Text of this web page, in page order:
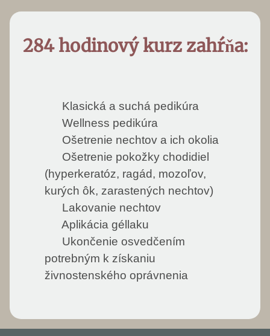
284 hodinový kurz zahŕňa:
Klasická a suchá pedikúra
Wellness pedikúra
Ošetrenie nechtov a ich okolia
Ošetrenie pokožky chodidiel
(hyperkeratóz, ragád, mozoľov,
kurých ôk, zarastených nechtov)
Lakovanie nechtov
Aplikácia géllaku
Ukončenie osvedčením
potrebným k získaniu
živnostenského oprávnenia